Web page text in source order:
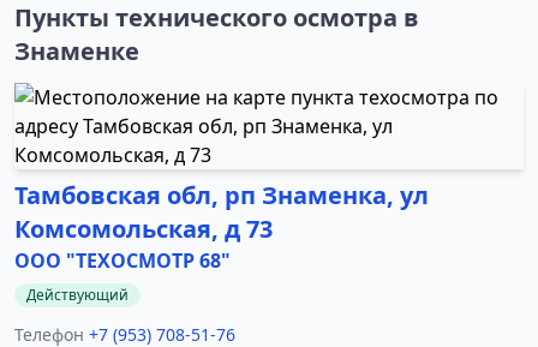
Пункты технического осмотра в
Знаменке
Тамбовская обл, рп Знаменка, ул
Комсомольская, д 73
ООО "ТЕХОСМОТР 68"
Действующий
Телефон +7 (953) 708-51-76